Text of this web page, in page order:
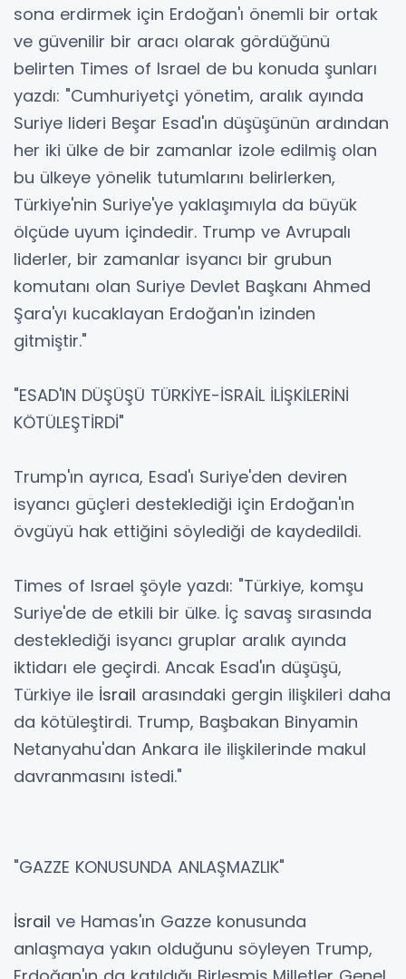
sona erdirmek için Erdoğan'ı önemli bir ortak
ve güvenilir bir aracı olarak gördüğünü
belirten Times of Israel de bu konuda şunları
yazdı: "Cumhuriyetçi yönetim, aralık ayında
Suriye lideri Beşar Esad'ın düşüşünün ardından
her iki ülke de bir zamanlar izole edilmiş olan
bu ülkeye yönelik tutumlarını belirlerken,
Türkiye'nin Suriye'ye yaklaşımıyla da büyük
ölçüde uyum içindedir. Trump ve Avrupalı
liderler, bir zamanlar isyancı bir grubun
komutanı olan Suriye Devlet Başkanı Ahmed
Şara'yı kucaklayan Erdoğan'ın izinden
gitmiştir."
"ESAD'IN DÜŞÜŞÜ TÜRKİYE-İSRAİL İLİŞKİLERİNİ
KÖTÜLEŞTİRDİ"
Trump'ın ayrıca, Esad'ı Suriye'den deviren
isyancı güçleri desteklediği için Erdoğan'ın
övgüyü hak ettiğini söylediği de kaydedildi.
Times of Israel şöyle yazdı: "Türkiye, komşu
Suriye'de de etkili bir ülke. İç savaş sırasında
desteklediği isyancı gruplar aralık ayında
iktidarı ele geçirdi. Ancak Esad'ın düşüşü,
Türkiye ile İsrail arasındaki gergin ilişkileri daha
da kötüleştirdi. Trump, Başbakan Binyamin
Netanyahu'dan Ankara ile ilişkilerinde makul
davranmasını istedi."
"GAZZE KONUSUNDA ANLAŞMAZLIK"
İsrail ve Hamas'ın Gazze konusunda
anlaşmaya yakın olduğunu söyleyen Trump,